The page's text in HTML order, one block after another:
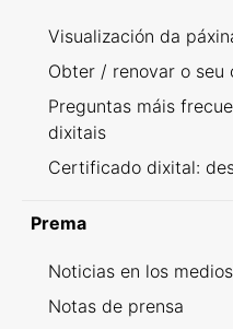
Visualización da
Obter / renovar o
Preguntas máis
dixitais
Certificado dixital:
Prema
Noticias en los medios
Notas de prensa